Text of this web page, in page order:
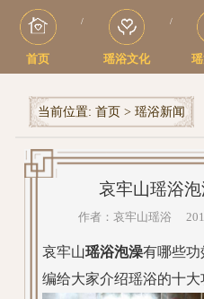
首页
/
瑶浴文化
/
当前位置: 首页 > 瑶浴新闻
哀牢山瑶浴
作者：哀牢山瑶浴
哀牢山瑶浴泡澡有哪些
编给大家介绍瑶浴的十大